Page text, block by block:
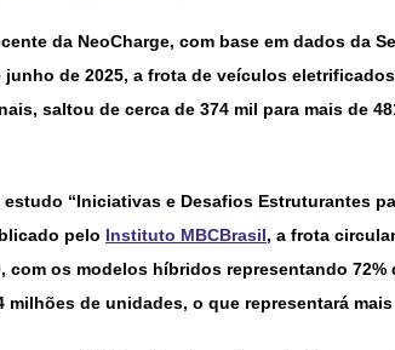
da NeoCharge, com base em dados da
junho de 2025, a frota de veículos
saltou de cerca de 374 mil para mais de
“Iniciativas e Desafios Estruturantes
pelo Instituto MBCBrasil, a frota
com os modelos híbridos representando
milhões de unidades, o que representará